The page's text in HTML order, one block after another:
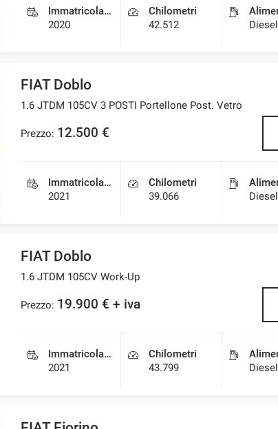
Immatricolazione
2020
Chilometri
42.512
Diesel
FIAT Doblo
1.6 JTDM 105CV 3 POSTI Portellone Post. Vetro
Prezzo: 12.500 €
Immatricolazione
2021
Chilometri
39.066
Diesel
FIAT Doblo
1.6 JTDM 105CV Work-Up
Prezzo: 19.900 € + iva
Immatricolazione
2021
Chilometri
43.799
Diesel